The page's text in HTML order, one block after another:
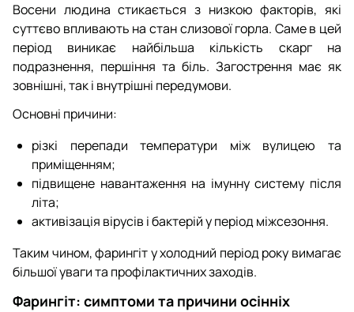
Восени людина стикається з низкою факторів, які
суттєво впливають на стан слизової горла. Саме в цей
період виникає найбільша кількість скарг на
подразнення, першіння та біль. Загострення має як
зовнішні, так і внутрішні передумови.
Основні причини:
різкі перепади температури між вулицею та
приміщенням;
підвищене навантаження на імунну систему після
літа;
активізація вірусів і бактерій у період міжсезоння.
Таким чином, фарингіт у холодний період року вимагає
більшої уваги та профілактичних заходів.
Фарингіт: симптоми та причини осінніх